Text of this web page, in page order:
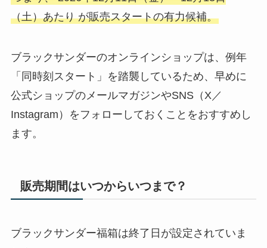
（土）あたり が販売スタートの有力候補。
ブラックサンダーのオンラインショップは、例年
「同時刻スタート」を踏襲しているため、早めに
公式ショップのメールマガジンやSNS（X／
Instagram）をフォローしておくことをおすすめし
ます。
販売期間はいつからいつまで？
ブラックサンダー福箱は終了日が設定されていま